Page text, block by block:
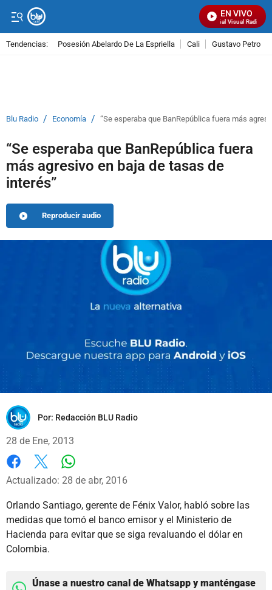
EN VIVO
Señal Visual Radio
Tendencias: Posesión Abelardo De La Espriella Cali Gustavo Petro
Blu Radio / Economía / “Se esperaba que BanRepública fuera más
“Se esperaba que BanRepública fuera
más agresivo en baja de tasas de
interés”
Reproducir audio
Por: Redacción BLU Radio
28 de Ene, 2013
Facebook
X
Actualizado: 28 de abr, 2016
Orlando Santiago, gerente de Fénix Valor, habló sobre las
medidas que tomó el banco emisor y el Ministerio de
Hacienda para evitar que se siga revaluando el dólar en
Colombia.
Únase a nuestro canal de Whatsapp y manténgase